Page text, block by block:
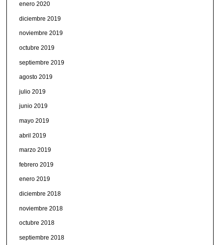
enero 2020
diciembre 2019
noviembre 2019
octubre 2019
septiembre 2019
agosto 2019
julio 2019
junio 2019
mayo 2019
abril 2019
marzo 2019
febrero 2019
enero 2019
diciembre 2018
noviembre 2018
octubre 2018
septiembre 2018